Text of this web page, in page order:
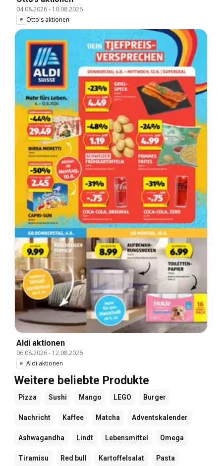
04.08.2026- 10.08.2026
Otto's aktionen
Aldi aktionen
06.08.2026- 12.08.2026
Aldi aktionen
Weitere beliebte Produkte
Pizza Sushi Mango LEGO Burger
Nachricht Kaffee Matcha Adventskalender
Ashwagandha Lindt Lebensmittel Omega
Tiramisu Red bull Kartoffelsalat Pasta